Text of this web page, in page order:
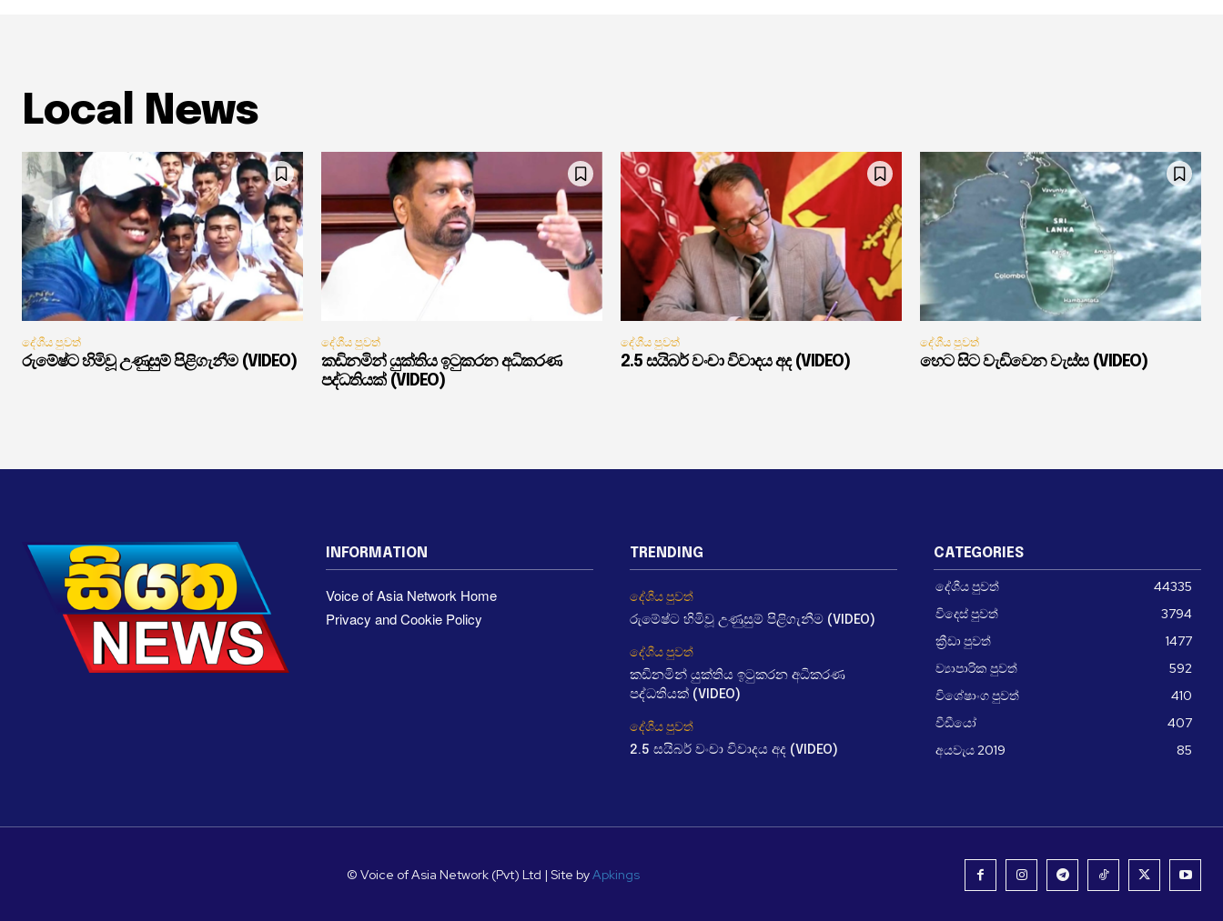
Local News
දේශීය පුවත්
රුමේෂ්ට හිමිවූ උණුසුම් පිළිගැනීම (VIDEO)
දේශීය පුවත්
කඩිනමින් යුක්තිය ඉටුකරන අධිකරණ
පද්ධතියක් (VIDEO)
දේශීය පුවත්
2.5 සයිබර් වංචා විවාදය අද (VIDEO)
දේශීය පුවත්
හෙට සිට වැඩිවෙන වැස්ස (VIDEO)
INFORMATION
Voice of Asia Network Home
Privacy and Cookie Policy
TRENDING
දේශීය පුවත්
රුමේෂ්ට හිමිවූ උණුසුම් පිළිගැනීම (VIDEO)
දේශීය පුවත්
කඩිනමින් යුක්තිය ඉටුකරන අධිකරණ
පද්ධතියක් (VIDEO)
දේශීය පුවත්
2.5 සයිබර් වංචා විවාදය අද (VIDEO)
CATEGORIES
දේශීය පුවත්
44335
විදෙස් පුවත්
3794
ක්‍රීඩා පුවත්
1477
ව්‍යාපාරික පුවත්
592
විශේෂාංග පුවත්
410
වීඩීයෝ
407
අයවැය 2019
85
© Voice of Asia Network (Pvt) Ltd | Site byApkings